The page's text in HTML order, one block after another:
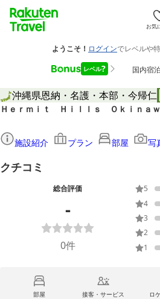
お気
沖縄県恩納・名護・本部・今帰仁
Ｈｅｒｍｉｔ Ｈｉｌｌｓ Ｏｋｉｎａ
施設紹介 プラン 部屋 写
クチコミ
総合評価
-
0件
5
4
3
2
1
部屋 接客・サービス ロ